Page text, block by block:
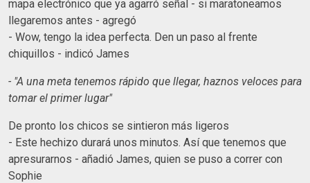
mapa electrónico que ya agarró señal - si maratoneamos
llegaremos antes - agregó
- Wow, tengo la idea perfecta. Den un paso al frente
chiquillos - indicó James
- "A una meta tenemos rápido que llegar, haznos veloces para
tomar el primer lugar"
De pronto los chicos se sintieron más ligeros
- Este hechizo durará unos minutos. Así que tenemos que
apresurarnos - añadió James, quien se puso a correr con
Sophie